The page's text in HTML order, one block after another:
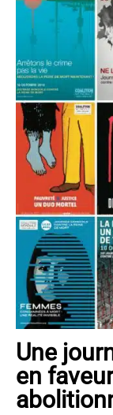
Une
en